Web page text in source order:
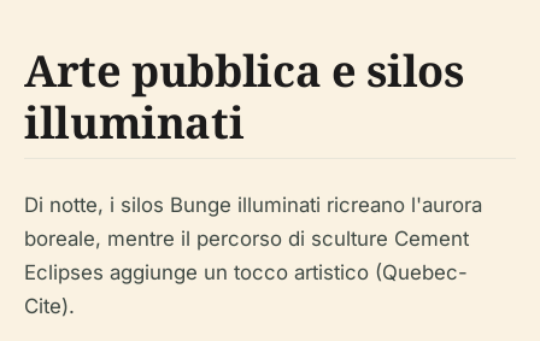
Arte pubblica e silos
illuminati
Di notte, i silos Bunge illuminati ricreano l'aurora
boreale, mentre il percorso di sculture Cement
Eclipses aggiunge un tocco artistico (Quebec-
Cite).